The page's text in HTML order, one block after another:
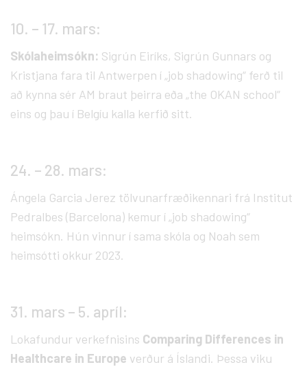
10. – 17. mars:
Skólaheimsókn: Sigrún Eiríks, Sigrún Gunnars og
Kristjana fara til Antwerpen í „job shadowing“ ferð til
að kynna sér AM braut þeirra eða „the OKAN school“
eins og þau í Belgíu kalla kerfið sitt.
24. – 28. mars:
Ángela Garcia Jerez tölvunarfræðikennari frá Institut
Pedralbes (Barcelona) kemur í „job shadowing“
heimsókn. Hún vinnur í sama skóla og Noah sem
heimsótti okkur 2023.
31. mars – 5. apríl:
Lokafundur verkefnisins Comparing Differences in
Healthcare in Europe verður á Íslandi. Þessa viku